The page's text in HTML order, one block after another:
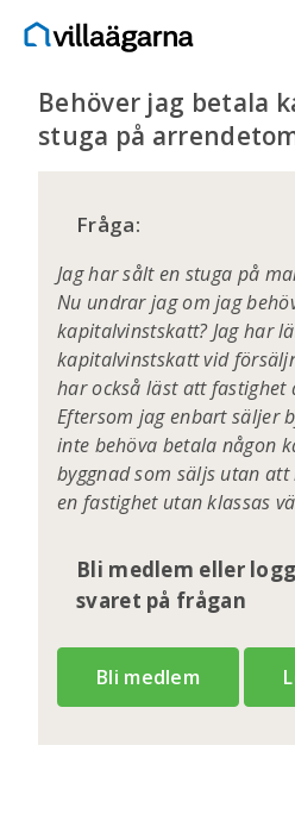
Behöver jag betala
stuga på
Fråga:
Jag har sålt en stuga på
Nu undrar jag om jag
kapitalvinstskatt? Jag har
kapitalvinstskatt vid
har också läst att fastighet
Eftersom jag enbart säljer
inte behöva betala någon
byggnad som säljs utan
en fastighet utan klassas
Bli medlem eller
svaret på frågan
Bli medlem